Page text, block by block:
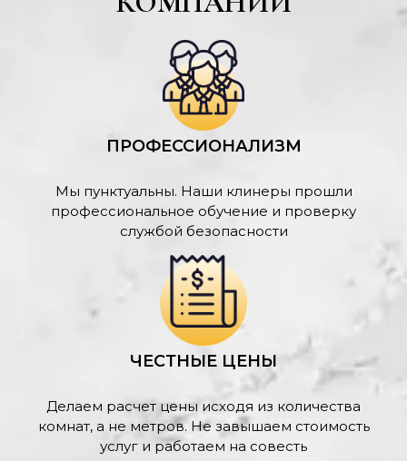
ПРОФЕССИОНАЛИЗМ
Мы пунктуальны. Наши клинеры прошли
профессиональное обучение и проверку
службой безопасности
ЧЕСТНЫЕ ЦЕНЫ
Делаем расчет цены исходя из количества
комнат, а не метров. Не завышаем стоимость
услуг и работаем на совесть